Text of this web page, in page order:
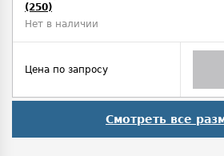
(250)
Нет в наличии
Цена по запросу
Смотреть все